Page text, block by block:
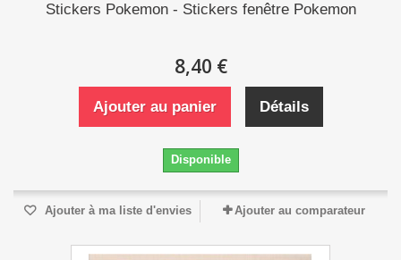
Stickers Pokemon - Stickers fenêtre Pokemon
8,40 €
Ajouter au panier Détails
Disponible
Ajouter à ma liste d'envies Ajouter au comparateur